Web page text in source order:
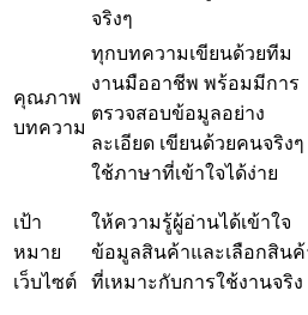
จริงๆ
คุณภาพ
บทความ
ทุกบทความเขียนด้วยทีม
งานมืออาชีพ พร้อมมีการ
ตรวจสอบข้อมูลอย่าง
ละเอียด เขียนด้วยคนจริงๆ
ใช้ภาษาที่เข้าใจได้ง่าย
เป้า
หมาย
เว็บไซต์
ให้ความรู้ผู้อ่านได้เข้าใจ
ข้อมูลสินค้าและเลือกสินค้
ที่เหมาะกับการใช้งานจริง